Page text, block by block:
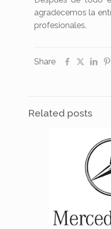
agradecemos la
profesionales.
Share
Related posts